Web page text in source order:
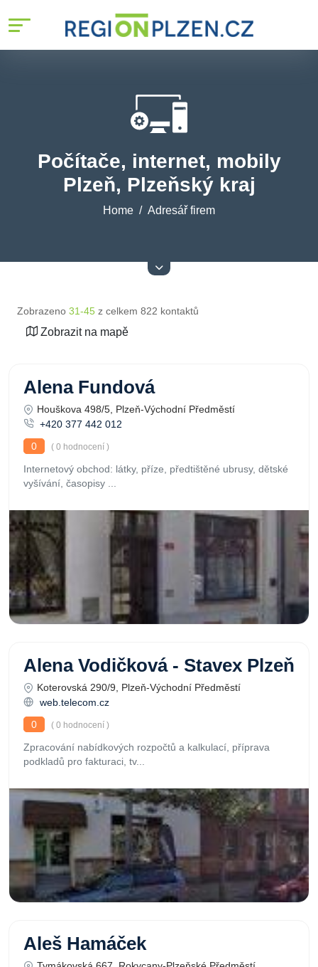
Počítače, internet, mobily
Plzeň, Plzeňský kraj
Home Adresář firem
Zobrazeno 31-45 z celkem 822 kontaktů
Zobrazit na mapě
Alena Fundová
Houškova 498/5, Plzeň-Východní Předměstí
+420 377 442 012
0
( 0 hodnocení )
Internetový obchod: látky, příze, předtištěné ubrusy, dětské
vyšívání, časopisy ...
Alena Vodičková - Stavex Plzeň
Koterovská 290/9, Plzeň-Východní Předměstí
web.telecom.cz
0
( 0 hodnocení )
Zpracování nabídkových rozpočtů a kalkulací, příprava
podkladů pro fakturaci, tv...
Aleš Hamáček